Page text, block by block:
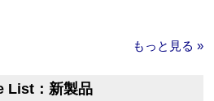
もっと見る »
List：新製品